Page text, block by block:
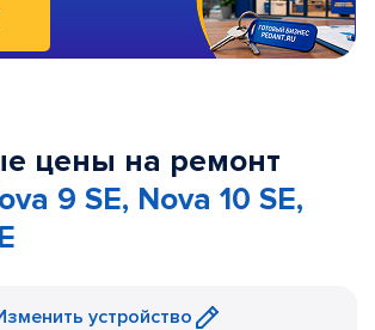
цены на ремонт
9 SE, Nova 10 SE,
устройство